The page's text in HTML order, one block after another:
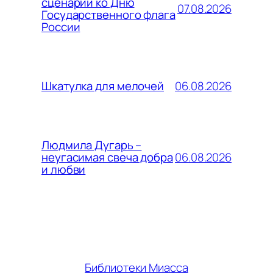
Государственного флага
России
07.08.2026
Шкатулка для мелочей 06.08.2026
Людмила Дугарь –
неугасимая свеча добра
и любви
06.08.2026
Библиотеки Миасса